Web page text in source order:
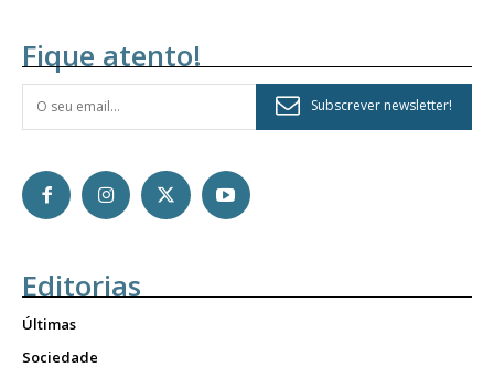
Fique atento!
Subscrever newsletter!
Editorias
Últimas
Sociedade